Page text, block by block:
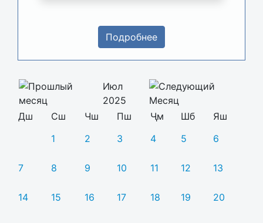
Подробнее
Июл
2025
Дш
Сш Чш Пш Ҷм Шб
Яш
1
2 3 4 5 6
7 8 9 10 11 12 13
14 15 16 17 18 19 20